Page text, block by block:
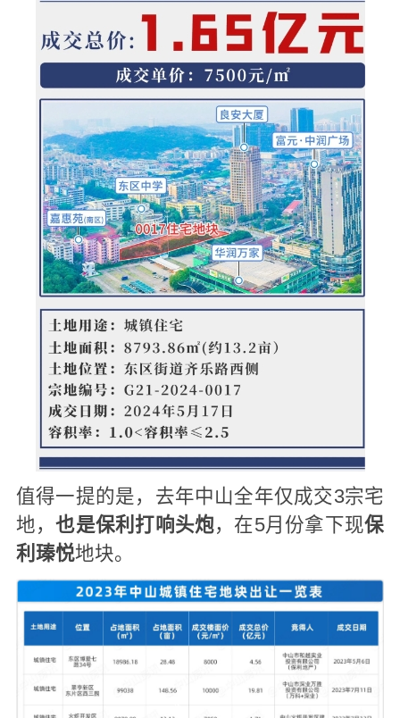
值得一提的是，去年中山全年仅成交3宗宅
地，也是保利打响头炮，在5月份拿下现保
利瑧悦地块。